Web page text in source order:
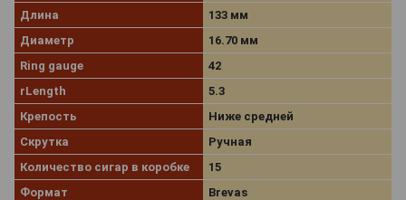
Длина
133 мм
Диаметр
16.70 мм
Ring gauge
42
rLength
5.3
Крепость
Ниже средней
Скрутка
Ручная
Количество сигар в коробке
15
Формат
Brevas